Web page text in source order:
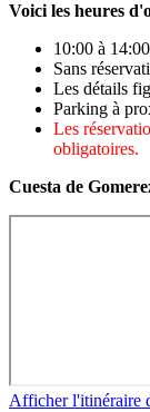
Voici les heures
10:00 à
Sans
Les détails
Parking à
Les
obligatoires.
Cuesta de
Afficher l'itinéraire